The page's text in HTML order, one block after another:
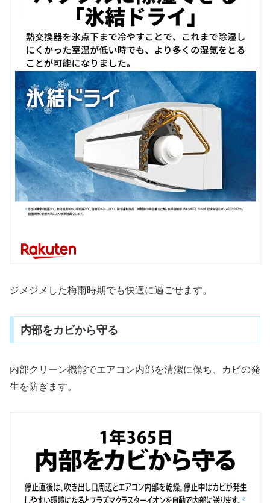
ジメジメした梅雨時期でも快適に過ごせます。
内部をカビから守る
内部クリーン機能でエアコン内部を清潔に保ち、カビの発
生を防ぎます。